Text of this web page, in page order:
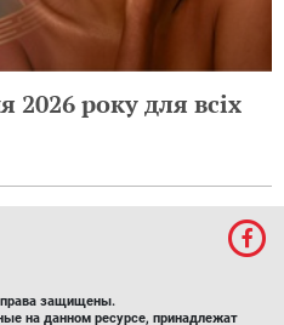
2026 року для всіх
защищены.
на данном ресурсе, принадлежат